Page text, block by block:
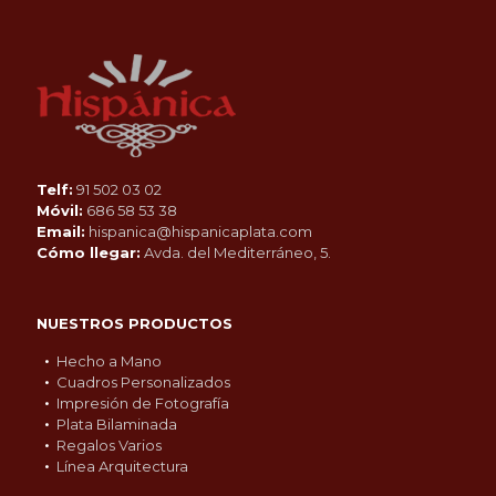
Telf: 91 502 03 02
Móvil: 686 58 53 38
Email: hispanica@hispanicaplata.com
Cómo llegar: Avda. del Mediterráneo, 5.
NUESTROS PRODUCTOS
Hecho a Mano
Cuadros Personalizados
Impresión de Fotografía
Plata Bilaminada
Regalos Varios
Línea Arquitectura